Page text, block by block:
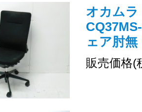
オカムラ
ェア肘無
販売価格(